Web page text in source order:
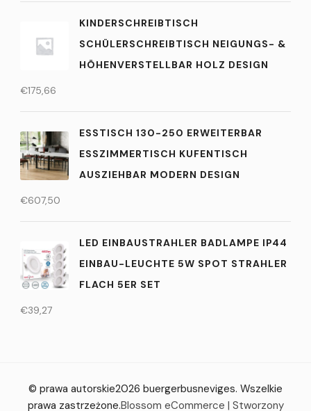
KINDERSCHREIBTISCH
SCHÜLERSCHREIBTISCH NEIGUNGS- &
HÖHENVERSTELLBAR HOLZ DESIGN
€175,66
ESSTISCH 130-250 ERWEITERBAR
ESSZIMMERTISCH KUFENTISCH
AUSZIEHBAR MODERN DESIGN
€607,50
LED EINBAUSTRAHLER BADLAMPE IP44
EINBAU-LEUCHTE 5W SPOT STRAHLER
FLACH 5ER SET
€39,27
© prawa autorskie2026 buergerbusneviges. Wszelkie
prawa zastrzeżone.Blossom eCommerce | Stworzony